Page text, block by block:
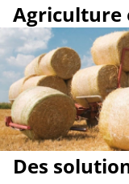
Agriculture
Des